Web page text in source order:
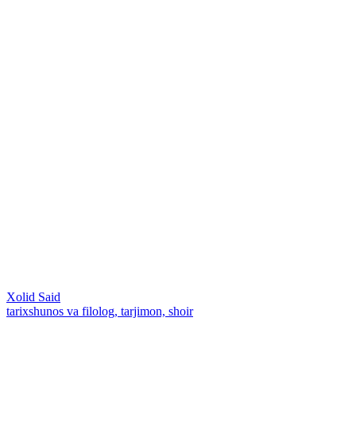
Xolid Said
tarixshunos va filolog, tarjimon, shoir